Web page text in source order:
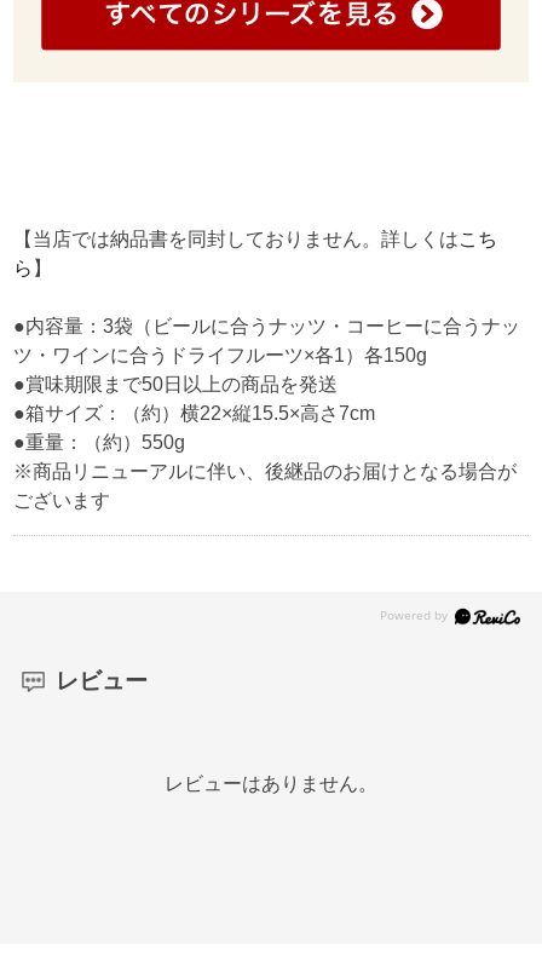
【当店では納品書を同封しておりません。詳しくはこち
ら 】
●内容量：3袋（ビールに合うナッツ・コーヒーに合うナッ
ツ・ワインに合うドライフルーツ×各1）各150g
●賞味期限まで50日以上の商品を発送
●箱サイズ：（約）横22×縦15.5×高さ7cm
●重量：（約）550g
※商品リニューアルに伴い、後継品のお届けとなる場合が
ございます
レビュー
レビューはありません。